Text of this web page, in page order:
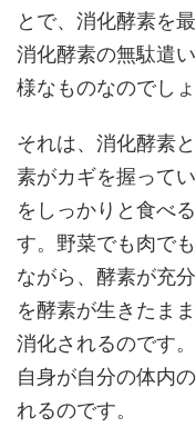
とで、消化酵素を
消化酵素の無駄遣
様なものなのでし
それは、消化酵素
素がカギを握って
をしっかりと食べ
す。野菜でも肉で
ながら、酵素が充
を酵素が生きたま
消化されるのです
自身が自分の体内
れるのです。